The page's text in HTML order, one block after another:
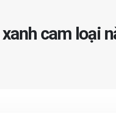
cam loại